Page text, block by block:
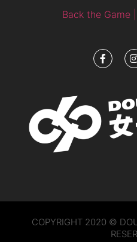
Back the Game
COPYRIGHT 2020 ©